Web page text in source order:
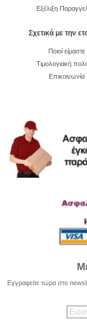
Εξέλιξη
Σχετικά με την
Ποιοί είμαστε
Τιμολογιακή
Επικοινωνία
Εγγραφείτε τώρα στο